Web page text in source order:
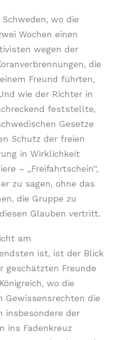
wo die
Wochen einen
wegen der
die
Freund führten,
wie der Richter in
feststellte,
Gesetze
Schutz der freien
in Wirklichkeit
– „Freifahrtschein“,
zu sagen, ohne das
die Gruppe zu
Glauben vertritt.
am
ist, ist der Blick
geschätzten Freunde
wo die
Gewissensrechten die
insbesondere der
ins Fadenkreuz